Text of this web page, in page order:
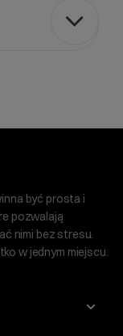
być prosta i
pozwalają
nimi bez stresu.
w jednym miejscu.